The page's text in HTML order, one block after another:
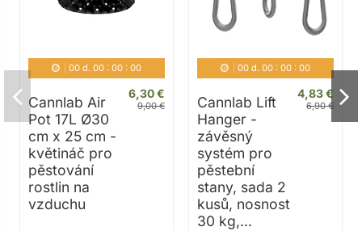
00d. 00: 00: 00
Cannlab Air
Pot 17L Ø30
cm x 25 cm -
květináč pro
pěstování
rostlin na
vzduchu
6,30 €
9,00 €
00d. 00: 00: 00
Cannlab Lift
Hanger -
závěsný
systém pro
pěstební
stany, sada 2
kusů, nosnost
30 kg,...
4,83 €
6,90 €